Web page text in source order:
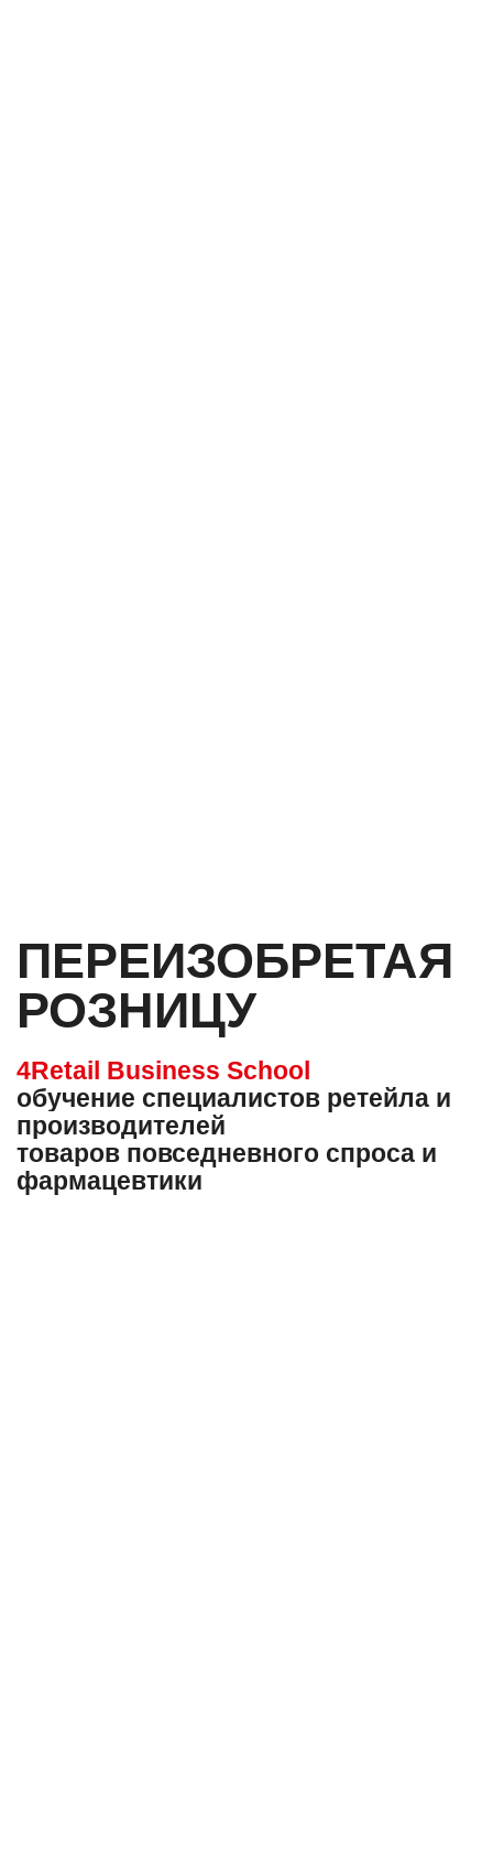
ПЕРЕИЗОБРЕТАЯ
РОЗНИЦУ
4Retail Business School
обучение специалистов ретейла и
производителей
товаров повседневного спроса и
фармацевтики